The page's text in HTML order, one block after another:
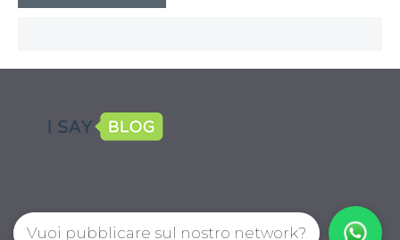
Vuoi pubblicare sul nostro network?